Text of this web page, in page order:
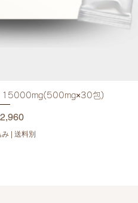
ビュー
15000mg(500mg×30包)
み| 送料別